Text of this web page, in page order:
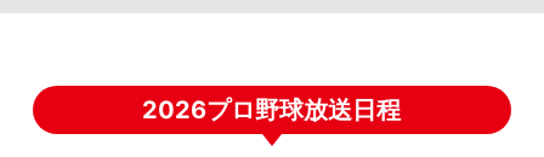
2026プロ野球放送日程